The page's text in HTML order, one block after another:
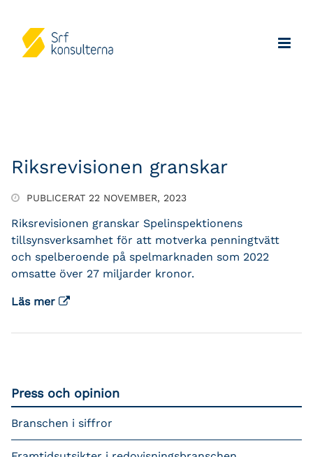
Riksrevisionen granskar
PUBLICERAT 22 NOVEMBER, 2023
Riksrevisionen granskar Spelinspektionens
tillsynsverksamhet för att motverka penningtvätt
och spelberoende på spelmarknaden som 2022
omsatte över 27 miljarder kronor.
Läs mer
Press och opinion
Branschen i siffror